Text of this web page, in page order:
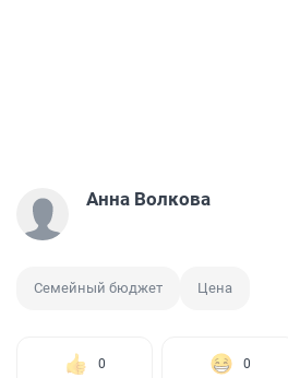
Анна Волкова
Семейный бюджет Цена
0 0